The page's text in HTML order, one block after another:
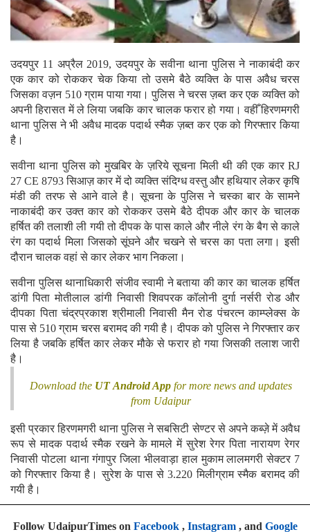
उदयपुर 11 अप्रैल 2019, उदयपुर के सवीना थाना पुलिस ने नाकाबंदी कर
एक कार को रोककर चेक किया तो उसमे बैठे व्यक्ति के पास अवैध चरस
जिसका वज़न 510 ग्राम पाया गया। पुलिस ने चरस ज़ब्त कर एक व्यक्ति को
अपनी हिरासत में ले लिया जबकि कार चालक फरार हो गया। वहीँ हिरणमगरी
थाना पुलिस ने भी अवैध मादक पदार्थ स्मैक ज़ब्त कर एक को गिरफ्तार किया
है।
सवीना थाना पुलिस को मुखबिर के ज़रिये सूचना मिली थी की एक कार RJ
27 CE 8793 सिआज़ कार में दो व्यक्ति संदिग्ध वस्तु और हथियार लेकर कृषि
मंडी की तरफ से आने वाले है। सूचना के पुलिस ने चस्का बार के सामने
नाकाबंदी कर उक्त कार को रोककर उसमे बैठे दीपक और कार के चालक
हर्षित की तलाशी ली गयी तो दीपक के पास काले और नीले रंग के बैग से काले
रंग का पदार्थ मिला जिसको सूंघने और चखने से चरस का पता लगा। इसी
दौरान चालक वहां से कार लेकर भाग निकला।
सवीना पुलिस थानाधिकारी संजीव स्वामी ने बताया की कार का चालक हर्षित
डांगी पिता मोतीलाल डांगी निवासी शिवपरक कॉलोनी दुर्गा नर्सरी रोड और
दीपका पिता चंद्रप्रकाश श्रीमाली निवासी मैन रोड पंचरत्न काम्प्लेक्स के
पास से 510 ग्राम चरस बरामद की गयी है। दीपक को पुलिस ने गिरफ्तार कर
लिया है जबकि हर्षित कार लेकर मौके से फरार हो गया जिसकी तलाश जारी
है।
Download the UT Android App for more news and updates
from Udaipur
इसी प्रकार हिरणमगरी थाना पुलिस ने सबसिटी सेण्टर से अपने कब्ज़े में अवैध
रूप से मादक पदार्थ स्मैक रखने के मामले में सुरेश रेगर पिता नारायण रेगर
निवासी पोटला थाना गंगापुर जिला भीलवाड़ा हाल मुकाम लालमगरी सेक्टर 7
को गिरफ्तार किया है। सुरेश के पास से 3.220 मिलीग्राम स्मैक बरामद की
गयी है।
Follow UdaipurTimes on Facebook, Instagram, and Google